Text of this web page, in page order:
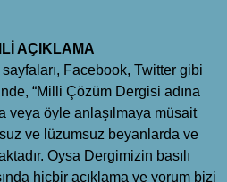
AÇIKLAMA
Facebook, Twitter gibi
“Milli Çözüm Dergisi adına
veya öyle anlaşılmaya müsait
ve lüzumsuz beyanlarda ve
Oysa Dergimizin basılı
hiçbir açıklama ve yorum bizi